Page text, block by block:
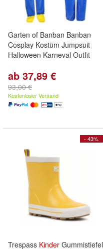
Garten of Banban Banban
Cosplay Kostüm Jumpsuit
Halloween Karneval Outfit
ab 37,89 €
93,00 €
Kostenloser Versand
- 43%
Trespass Kinder Gummistiefel